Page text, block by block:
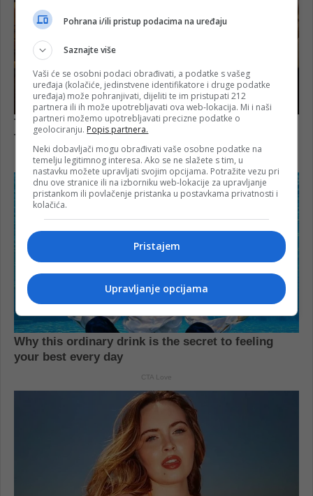
Pohrana i/ili pristup podacima na uređaju
Saznajte više
Vaši će se osobni podaci obrađivati, a podatke s vašeg
uređaja (kolačiće, jedinstvene identifikatore i druge podatke
uređaja) može pohranjivati, dijeliti te im pristupati 212
partnera ili ih može upotrebljavati ova web-lokacija. Mi i naši
partneri možemo upotrebljavati precizne podatke o
geolociranju. Popis partnera.
Neki dobavljači mogu obrađivati vaše osobne podatke na
temelju legitimnog interesa. Ako se ne slažete s tim, u
nastavku možete upravljati svojim opcijama. Potražite vezu pri
dnu ove stranice ili na izborniku web-lokacije za upravljanje
pristankom ili povlačenje pristanka u postavkama privatnosti i
kolačića.
Pristajem
Upravljanje opcijama